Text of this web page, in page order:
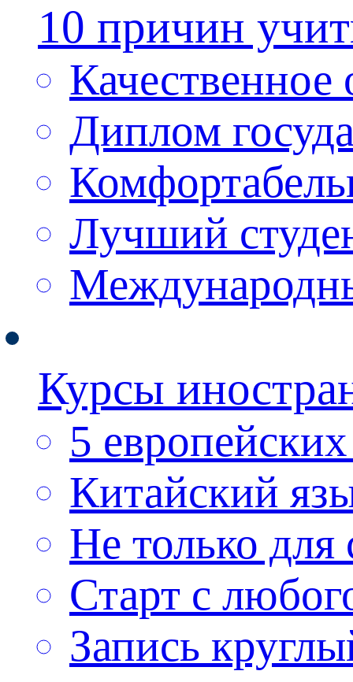
10 причин
Качественное
Диплом
Лучший
Курсы
5
Китайский
Не только
Старт с
Запись